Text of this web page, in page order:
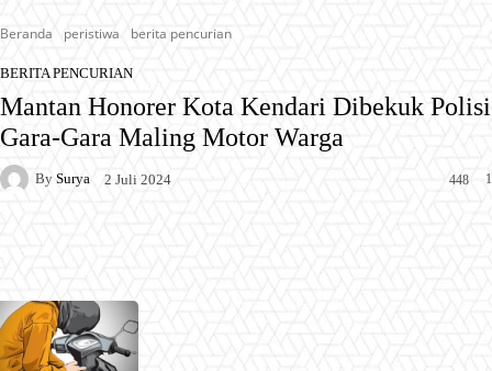
Beranda peristiwa berita pencurian
BERITA PENCURIAN
Mantan Honorer Kota Kendari Dibekuk Polisi
Gara-Gara Maling Motor Warga
By Surya 2 Juli 2024 1
448